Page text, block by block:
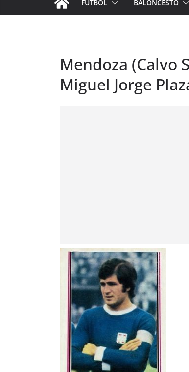
FÚTBOL BALONCESTO
Mendoza (Calvo
Miguel Jorge